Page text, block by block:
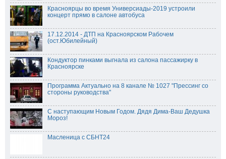
Красноярцы во время Универсиады-2019 устроили
концерт прямо в салоне автобуса
17.12.2014 - ДТП на Красноярском Рабочем
(ост.Юбилейный)
Кондуктор пинками выгнала из салона пассажирку в
Красноярске
Программа Актуально на 8 канале № 1027 "Прессинг со
стороны руководства"
С наступающим Новым Годом. Дядя Дима-Ваш Дедушка
Мороз!
Масленица с СБНТ24